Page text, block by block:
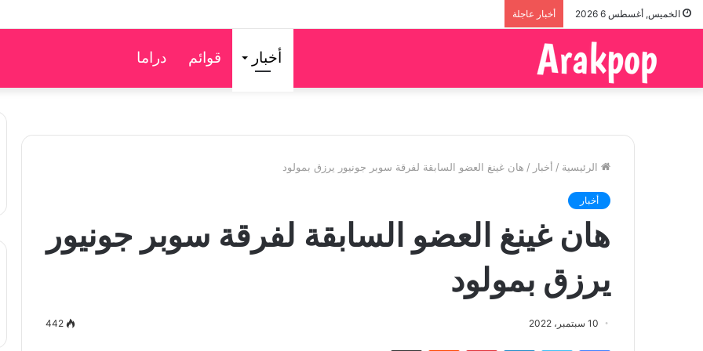
الخميس, أغسطس 6 2026 أخبار عاجلة
أخبار قوائم دراما
الرئيسية / أخبار / هان غينغ العضو السابقة لفرقة سوبر جونيور يرزق بمولود
أخبار
هان غينغ العضو السابقة لفرقة سوبر جونيور
يرزق بمولود
10 سبتمبر، 2022 442